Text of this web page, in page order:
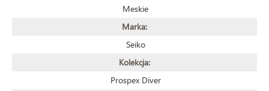
Meskie
Marka:
Seiko
Kolekcja:
Prospex Diver